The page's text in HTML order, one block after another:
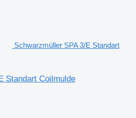
Schwarzmüller SPA 3/E Standart
Standart Coilmulde